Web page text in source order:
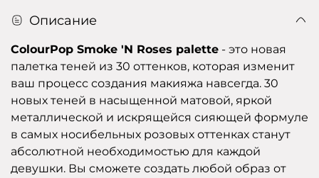
Описание
ColourPop Smoke 'N Roses palette - это новая
палетка теней из 30 оттенков, которая изменит
ваш процесс создания макияжа навсегда. 30
новых теней в насыщенной матовой, яркой
металлической и искрящейся сияющей формуле
в самых носибельных розовых оттенках станут
абсолютной необходимостью для каждой
девушки. Вы сможете создать любой образ от